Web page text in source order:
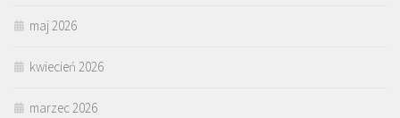
maj 2026
kwiecień 2026
marzec 2026